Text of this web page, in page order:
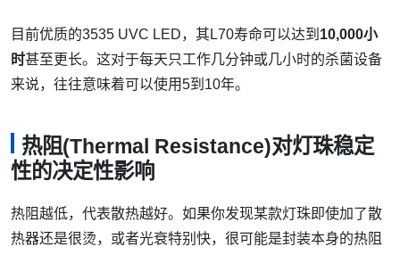
目前优质的3535 UVC LED，其L70寿命可以达到 10,000小
时甚至更长。这对于每天只工作几分钟或几小时的杀菌设备
来说，往往意味着可以使用5到10年。
热阻(Thermal Resistance)对灯珠稳定
性的决定性影响
热阻越低，代表散热越好。如果你发现某款灯珠即使加了散
热器还是很烫，或者光衰特别快，很可能是封装本身的热阻